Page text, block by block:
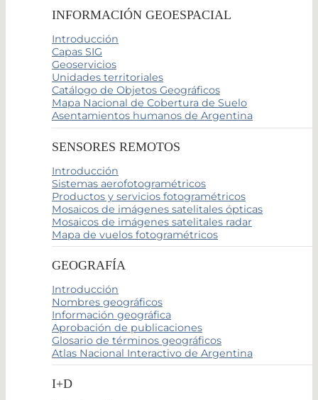
INFORMACIÓN GEOESPACIAL
Introducción
Capas SIG
Geoservicios
Unidades territoriales
Catálogo de Objetos Geográficos
Mapa Nacional de Cobertura de Suelo
Asentamientos humanos de Argentina
SENSORES REMOTOS
Introducción
Sistemas aerofotogramétricos
Productos y servicios fotogramétricos
Mosaicos de imágenes satelitales ópticas
Mosaicos de imágenes satelitales radar
Mapa de vuelos fotogramétricos
GEOGRAFÍA
Introducción
Nombres geográficos
Información geográfica
Aprobación de publicaciones
Glosario de términos geográficos
Atlas Nacional Interactivo de Argentina
I+D